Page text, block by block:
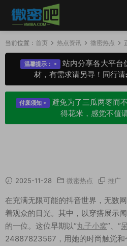
当前位置： 首页 热点资讯 微密热点
温馨提示：
站内分享各大平台
材，有需求请另寻！同行请
付废须知
避免为了三瓜两枣而
得花米，感觉不值
2025-11-28 微密热点 推广
在充满无限可能的抖音世界，无数
着观众的目光。其中，以穿搭展示
的一位。这位早期以“丸子小窝”、“
24887823567，用她的时尚触觉和